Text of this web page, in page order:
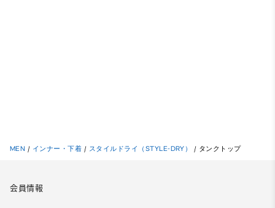
MEN / インナー・下着 / スタイルドライ（STYLE-DRY） / タンクトップ
会員情報